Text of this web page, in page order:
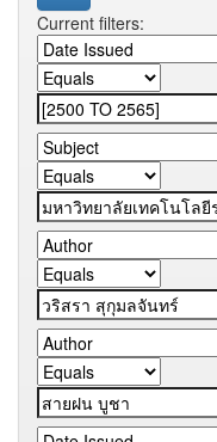
Current filters: